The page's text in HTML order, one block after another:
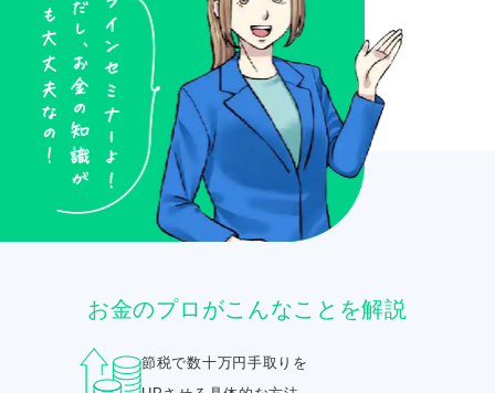
お金のプロがこんなことを解説
節税で数十万円手取りを